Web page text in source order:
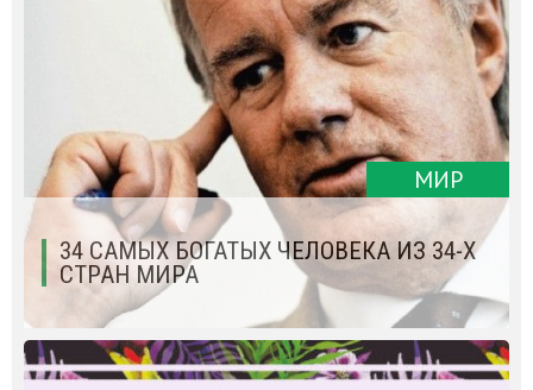
МИР
34 САМЫХ БОГАТЫХ ЧЕЛОВЕКА ИЗ 34-Х
СТРАН МИРА